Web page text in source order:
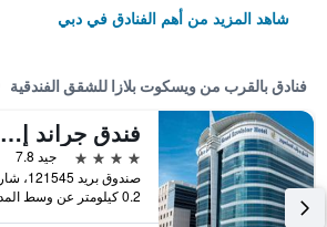
شاهد المزيد من أهم الفنادق في دبي
فنادق بالقرب من ويسكوت بلازا للشقق الفندقية
فندق جراند إكسلسيور بر دبي
4 نجوم
جيد 7.8
0.2 كيلومتر عن وسط المدينة